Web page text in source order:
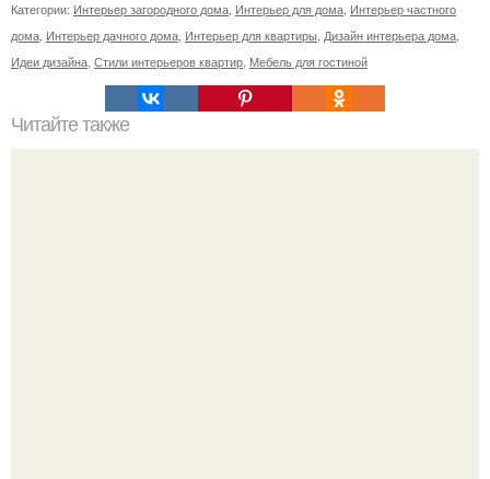
Категории: Интерьер загородного дома Интерьер для дома Интерьер частного
дома Интерьер дачного дома Интерьер для квартиры Дизайн интерьера дома
Идеи дизайна Стили интерьеров квартир Мебель для гостиной
Читайте также